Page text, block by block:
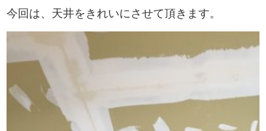
今回は、天井をきれいにさせて頂きます。